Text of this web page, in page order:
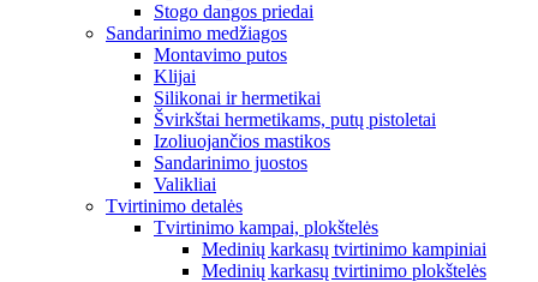
Stogo dangos priedai
Sandarinimo medžiagos
Montavimo putos
Klijai
Silikonai ir hermetikai
Švirkštai hermetikams, putų pistoletai
Izoliuojančios mastikos
Sandarinimo juostos
Valikliai
Tvirtinimo detalės
Tvirtinimo kampai, plokštelės
Medinių karkasų tvirtinimo kampiniai
Medinių karkasų tvirtinimo plokštelės